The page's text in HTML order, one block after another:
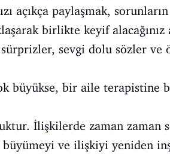
açıkça paylaşmak,
birlikte keyif
sevgi dolu sözler ve
büyükse, bir aile terapistine
İlişkilerde zaman zaman
ve ilişkiyi yeniden